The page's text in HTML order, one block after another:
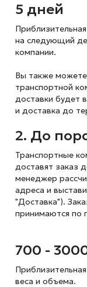
5 дней
на следующий
компании.
Вы также можете
транспортной
доставки будет
и доставка до
2. До
Транспортные
доставят заказ
менеджер
адреса и
"Доставка").
принимаются по
700 -
веса и объема.